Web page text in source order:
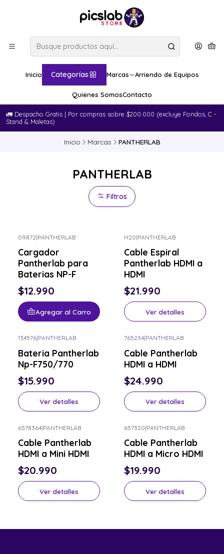
Inicio Categorías Marcas Arriendo de Equipos
Quienes SomosContacto
🚛​ Despacho Gratis | Por compras sobre $200.000 (excluye Fondos, C -
Stand & Maletas)
Inicio Marcas PANTHERLAB
PANTHERLAB
Filtros
09872|PANTHERLAB
Cargador
Pantherlab para
Baterias NP-F
$12.990
Agregar al Carro
H20|PANTHERLAB
Cable Espiral
Pantherlab HDMI a
HDMI
$21.990
Ver detalles
134576|PANTHERLAB
Bateria Pantherlab
Np-F750/770
$15.990
Ver detalles
765234|PANTHERLAB
Cable Pantherlab
HDMI a HDMI
$24.990
Ver detalles
6578364|PANTHERLAB
Cable Pantherlab
HDMI a Mini HDMI
$20.990
Ver detalles
657320|PANTHERLAB
Cable Pantherlab
HDMI a Micro HDMI
$19.990
Ver detalles